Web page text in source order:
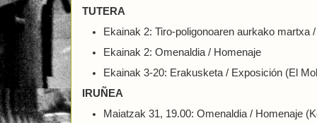
TUTERA
Ekainak 2: Tiro-poligonoaren aurkako martxa
Ekainak 2: Omenaldia / Homenaje
Ekainak 3-20: Erakusketa / Exposición (El
IRUÑEA
Maiatzak 31, 19.00: Omenaldia / Homenaje